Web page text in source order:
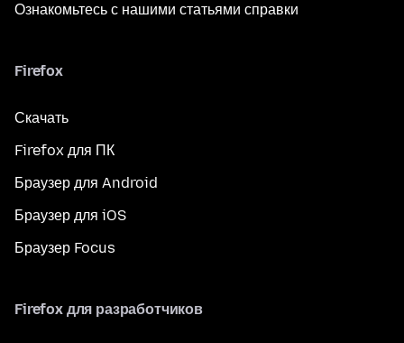
Ознакомьтесь с нашими статьями справки
Firefox
Скачать
Firefox для ПК
Браузер для Android
Браузер для iOS
Браузер Focus
Firefox для разработчиков